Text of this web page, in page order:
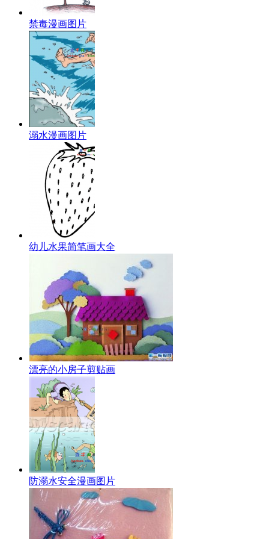
禁毒漫画图片
溺水漫画图片
幼儿水果简笔画大全
漂亮的小房子剪贴画
防溺水安全漫画图片